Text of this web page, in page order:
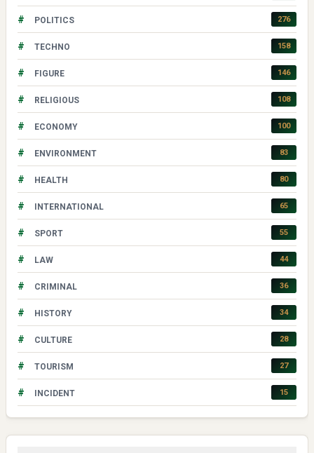
# POLITICS 276
# TECHNO 158
# FIGURE 146
# RELIGIOUS 108
# ECONOMY 100
# ENVIRONMENT 83
# HEALTH 80
# INTERNATIONAL 65
# SPORT 55
# LAW 44
# CRIMINAL 36
# HISTORY 34
# CULTURE 28
# TOURISM 27
# INCIDENT 15